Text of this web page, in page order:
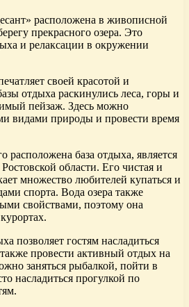
расположена в живописной
прекрасного озера. Это
и релаксации в окружении
своей красотой и
отдыха раскинулись леса, горы и
пейзаж. Здесь можно
видами природы и провести время
расположена база отдыха, является
области. Его чистая и
множество любителей купаться и
спорта. Вода озера также
свойствами, поэтому она
позволяет гостям насладиться
провести активный отдых на
заняться рыбалкой, пойти в
насладиться прогулкой по